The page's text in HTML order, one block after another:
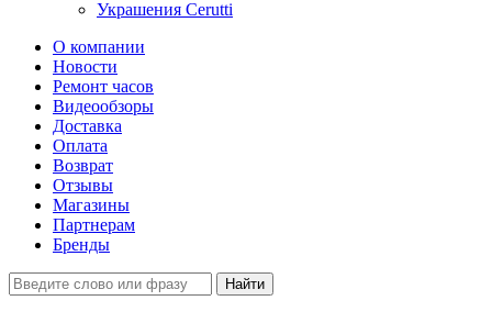
Украшения Cerutti
О компании
Новости
Ремонт часов
Видеообзоры
Доставка
Оплата
Возврат
Отзывы
Магазины
Партнерам
Бренды